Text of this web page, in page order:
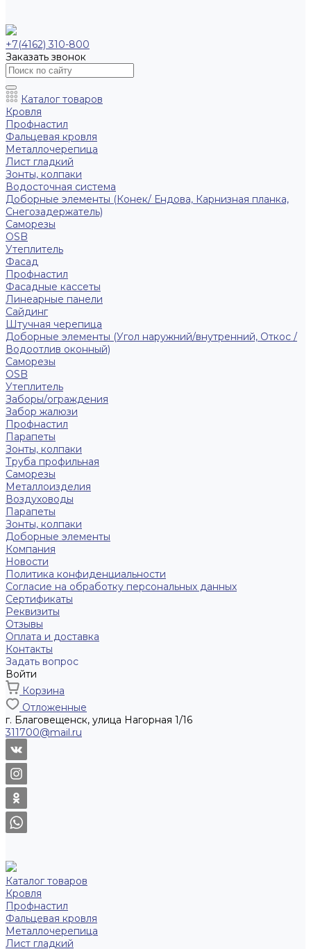
+7(4162) 310-800
Заказать звонок
Каталог товаров
Кровля
Профнастил
Фальцевая кровля
Металлочерепица
Лист гладкий
Зонты, колпаки
Водосточная система
Доборные элементы (Конек/ Ендова, Карнизная планка,
Снегозадержатель)
Саморезы
ОSB
Утеплитель
Фасад
Профнастил
Фасадные кассеты
Линеарные панели
Сайдинг
Штучная черепица
Доборные элементы (Угол наружний/внутренний, Откос /
Водоотлив оконный)
Саморезы
OSB
Утеплитель
Заборы/ограждения
Забор жалюзи
Профнастил
Парапеты
Зонты, колпаки
Труба профильная
Саморезы
Металлоизделия
Воздуховоды
Парапеты
Зонты, колпаки
Доборные элементы
Компания
Новости
Политика конфиденциальности
Согласие на обработку персональных данных
Сертификаты
Реквизиты
Отзывы
Оплата и доставка
Контакты
Задать вопрос
Войти
Корзина
Отложенные
г. Благовещенск, улица Нагорная 1/16
311700@mail.ru
Каталог товаров
Кровля
Профнастил
Фальцевая кровля
Металлочерепица
Лист гладкий